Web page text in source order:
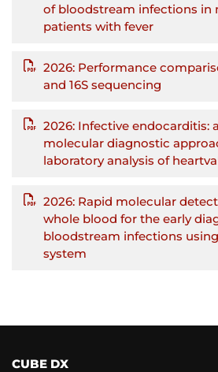
of bloodstream infections in
patients with fever
2026: Performance
and 16S sequencing
2026: Infective endocarditis:
molecular diagnostic
laboratory analysis of
2026: Rapid molecular
whole blood for the early
bloodstream infections
system
CUBE DX